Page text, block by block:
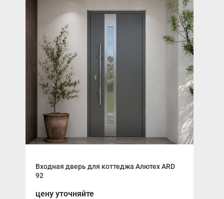
Входная дверь для коттеджа Алютех ARD
92
цену уточняйте